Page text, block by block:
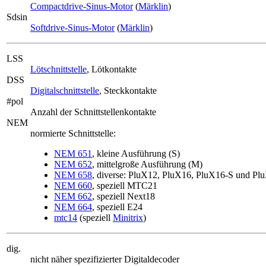
Compactdrive-Sinus-Motor(Märklin)
Sdsin
Softdrive-Sinus-Motor(Märklin)
LSS
Lötschnittstelle, Lötkontakte
DSS
Digitalschnittstelle, Steckkontakte
#pol
Anzahl der Schnittstellenkontakte
NEM
normierte Schnittstelle:
NEM 651 , kleine Ausführung (S)
NEM 652, mittelgroße Ausführung (M)
NEM 658, diverse: PluX12, PluX16, PluX16-S und
NEM 660, speziell MTC21
NEM 662, speziell Next18
NEM 664, speziell E24
mtc14 (speziell Minitrix)
dig.
nicht näher spezifizierter Digitaldecoder